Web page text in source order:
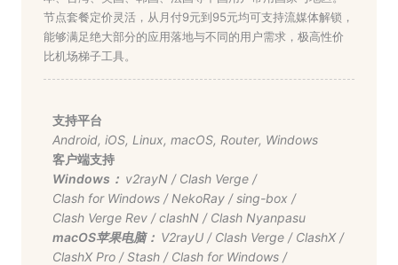
节点套餐定价灵活，从月付9元到95元均可支持流媒体解锁，
能够满足绝大部分的应用落地与不同的用户需求，极高性价
比机场梯子工具。
支持平台
Android, iOS, Linux, macOS, Router, Windows
客户端支持
Windows： v2rayN/ Clash Verge/
Clash for Windows/ NekoRay/sing-box/
Clash Verge Rev/clashN/ Clash Nyanpasu
macOS苹果电脑： V2rayU/ Clash Verge/ ClashX/
ClashX Pro/Stash/ Clash for Windows/